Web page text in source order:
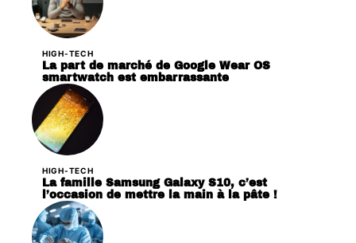
HIGH-TECH
La part de marché de Google Wear OS
smartwatch est embarrassante
HIGH-TECH
La famille Samsung Galaxy S10, c’est
l’occasion de mettre la main à la pâte !